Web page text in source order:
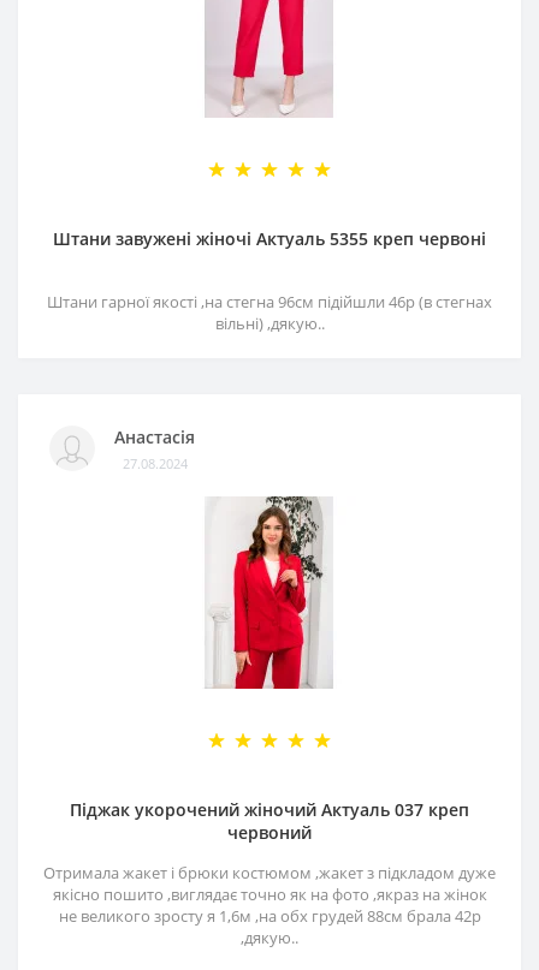
Штани завужені жіночі Актуаль 5355 креп червоні
Штани гарної якості ,на стегна 96см підійшли 46р (в стегнах
вільні) ,дякую..
Анастасія
27.08.2024
Піджак укорочений жіночий Актуаль 037 креп
червоний
Отримала жакет і брюки костюмом ,жакет з підкладом дуже
якісно пошито ,виглядає точно як на фото ,якраз на жінок
не великого зросту я 1,6м ,на обх грудей 88см брала 42р
,дякую..